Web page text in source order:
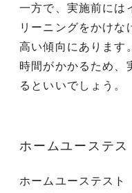
一方で、実施前には
リーニングをかけな
高い傾向にあります
時間がかかるため、
るといいでしょう。
ホームユーステス
ホームユーステスト